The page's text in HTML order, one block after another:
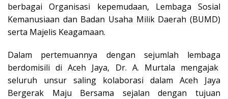
berbagai Organisasi kepemudaan, Lembaga Sosial
Kemanusiaan dan Badan Usaha Milik Daerah (BUMD)
serta Majelis Keagamaan.
Dalam pertemuannya dengan sejumlah lembaga
berdomisili di Aceh Jaya, Dr. A. Murtala mengajak
seluruh unsur saling kolaborasi dalam Aceh Jaya
Bergerak Maju Bersama sejalan dengan tujuan